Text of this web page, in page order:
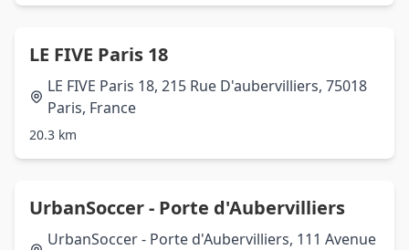
LE FIVE Paris 18
LE FIVE Paris 18, 215 Rue D'aubervilliers, 75018
Paris, France
20.3 km
UrbanSoccer - Porte d'Aubervilliers
UrbanSoccer - Porte d'Aubervilliers, 111 Avenue